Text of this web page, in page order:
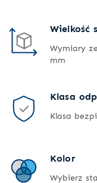
Wielkość
Wymiary
mm
Klasa
Klasa
Kolor
Wybierz